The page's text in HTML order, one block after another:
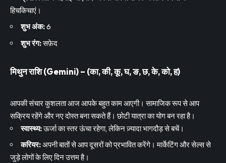
हिचकिचाएं।
शुभ अंक:6
शुभ रंग:सफ़ेद
मिथुन राशि (Gemini) – (का, की, कू, घ, ङ, छ, के, को, ह)
आपकी संचार कुशलता आज आपके बहुत काम आएगी। सामाजिक रूप से आप
सक्रिय रहेंगे और नए दोस्त बना सकते हैं। छोटी यात्रा का योग बन रहा है।
स्वास्थ्य:ऊर्जा का स्तर ऊंचा रहेगा, लेकिन ज़्यादा भागदौड़ से बचें।
करियर:अपनी बातों से आप दूसरों को प्रभावित करेंगे। मार्केटिंग और सेल्स से
जुड़े लोगों के लिए दिन उत्तम है।